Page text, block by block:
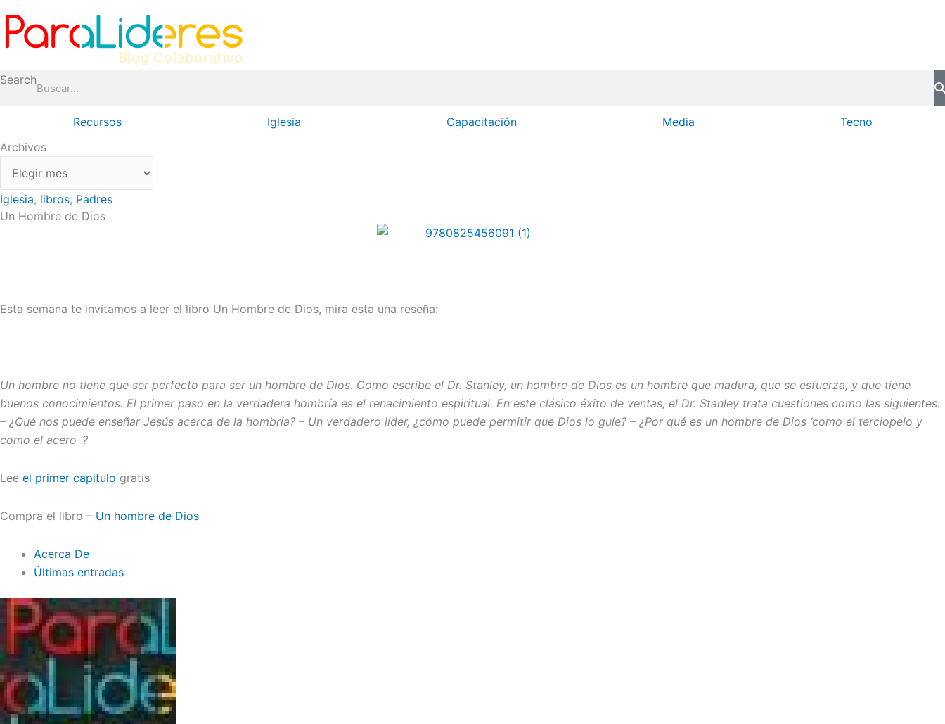
contenido
Search
Recursos Iglesia Capacitación Media
Tecno
Archivos
Iglesia, libros, Padres
Un Hombre de Dios
Esta semana te invitamos a leer el libro Un Hombre de Dios, mira esta una reseña:
Un hombre no tiene que ser perfecto para ser un hombre de Dios. Como escribe el Dr. Stanley, un hombre de Dios es un hombre que madura, que se esfuerza, y que tiene
buenos conocimientos. El primer paso en la verdadera hombría es el renacimiento espiritual. En este clásico éxito de ventas, el Dr. Stanley trata cuestiones como las siguientes:
– ¿Qué nos puede enseñar Jesús acerca de la hombría? – Un verdadero líder, ¿cómo puede permitir que Dios lo guíe? – ¿Por qué es un hombre de Dios ‘como el terciopelo y
como el acero ‘?
Lee el primer capitulo gratis
Compra el libro – Un hombre de Dios
Acerca De
Últimas entradas